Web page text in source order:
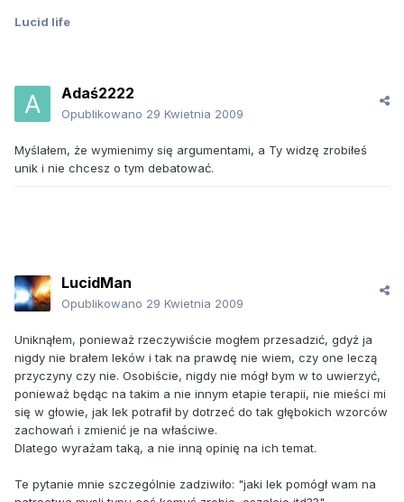
Lucid life
Adaś2222
Opublikowano 29 Kwietnia 2009
Myślałem, że wymienimy się argumentami, a Ty widzę zrobiłeś
unik i nie chcesz o tym debatować.
LucidMan
Opublikowano 29 Kwietnia 2009
Uniknąłem, ponieważ rzeczywiście mogłem przesadzić, gdyż ja
nigdy nie brałem leków i tak na prawdę nie wiem, czy one leczą
przyczyny czy nie. Osobiście, nigdy nie mógł bym w to uwierzyć,
ponieważ będąc na takim a nie innym etapie terapii, nie mieści mi
się w głowie, jak lek potrafił by dotrzeć do tak głębokich wzorców
zachowań i zmienić je na właściwe.
Dlatego wyrażam taką, a nie inną opinię na ich temat.
Te pytanie mnie szczególnie zadziwiło: "jaki lek pomógł wam na